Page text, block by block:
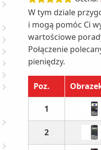
W tym dziale
i mogą pomóc Ci
wartościowe
Połączenie
pieniędzy.
Poz.
1
2